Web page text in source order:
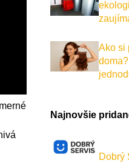
Ako si
Najnovšie
Dobrý